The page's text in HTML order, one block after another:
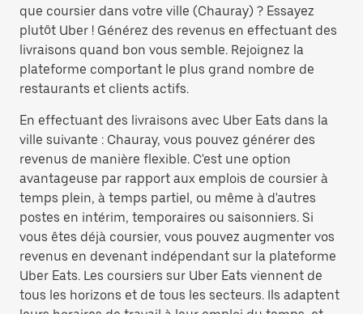
que coursier dans votre ville (Chauray) ? Essayez
plutôt Uber ! Générez des revenus en effectuant des
livraisons quand bon vous semble. Rejoignez la
plateforme comportant le plus grand nombre de
restaurants et clients actifs.
En effectuant des livraisons avec Uber Eats dans la
ville suivante : Chauray, vous pouvez générer des
revenus de manière flexible. C'est une option
avantageuse par rapport aux emplois de coursier à
temps plein, à temps partiel, ou même à d'autres
postes en intérim, temporaires ou saisonniers. Si
vous êtes déjà coursier, vous pouvez augmenter vos
revenus en devenant indépendant sur la plateforme
Uber Eats. Les coursiers sur Uber Eats viennent de
tous les horizons et de tous les secteurs. Ils adaptent